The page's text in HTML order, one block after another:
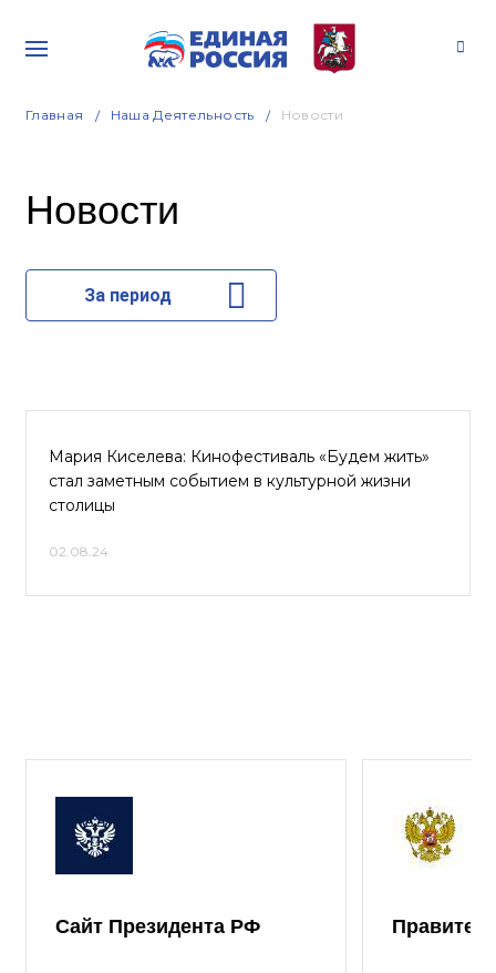
Главная Наша Деятельность Новости
Новости
За период
Мария Киселева: Кинофестиваль «Будем жить»
стал заметным событием в культурной жизни
столицы
02.08.24
Сайт Президента РФ